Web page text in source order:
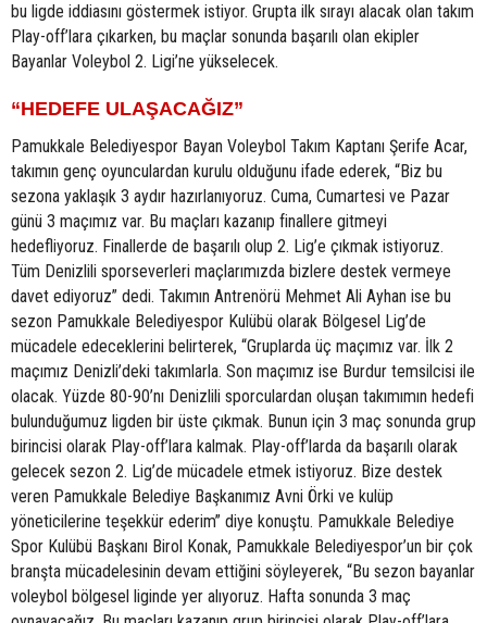
bu ligde iddiasını göstermek istiyor. Grupta ilk sırayı alacak olan takım
Play-off’lara çıkarken, bu maçlar sonunda başarılı olan ekipler
Bayanlar Voleybol 2. Ligi’ne yükselecek.
“HEDEFE ULAŞACAĞIZ”
Pamukkale Belediyespor Bayan Voleybol Takım Kaptanı Şerife Acar,
takımın genç oyunculardan kurulu olduğunu ifade ederek, “Biz bu
sezona yaklaşık 3 aydır hazırlanıyoruz. Cuma, Cumartesi ve Pazar
günü 3 maçımız var. Bu maçları kazanıp finallere gitmeyi
hedefliyoruz. Finallerde de başarılı olup 2. Lig’e çıkmak istiyoruz.
Tüm Denizlili sporseverleri maçlarımızda bizlere destek vermeye
davet ediyoruz” dedi. Takımın Antrenörü Mehmet Ali Ayhan ise bu
sezon Pamukkale Belediyespor Kulübü olarak Bölgesel Lig’de
mücadele edeceklerini belirterek, “Gruplarda üç maçımız var. İlk 2
maçımız Denizli’deki takımlarla. Son maçımız ise Burdur temsilcisi ile
olacak. Yüzde 80-90’nı Denizlili sporculardan oluşan takımımın hedefi
bulunduğumuz ligden bir üste çıkmak. Bunun için 3 maç sonunda grup
birincisi olarak Play-off’lara kalmak. Play-off’larda da başarılı olarak
gelecek sezon 2. Lig’de mücadele etmek istiyoruz. Bize destek
veren Pamukkale Belediye Başkanımız Avni Örki ve kulüp
yöneticilerine teşekkür ederim” diye konuştu. Pamukkale Belediye
Spor Kulübü Başkanı Birol Konak, Pamukkale Belediyespor’un bir çok
branşta mücadelesinin devam ettiğini söyleyerek, “Bu sezon bayanlar
voleybol bölgesel liginde yer alıyoruz. Hafta sonunda 3 maç